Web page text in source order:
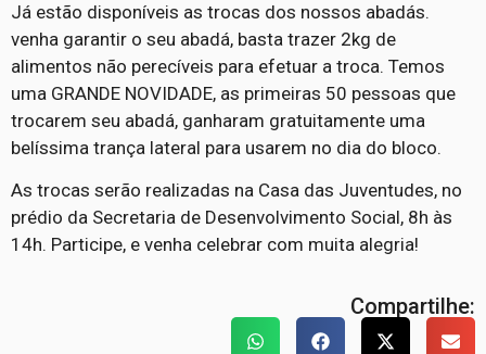
Já estão disponíveis as trocas dos nossos abadás.
venha garantir o seu abadá, basta trazer 2kg de
alimentos não perecíveis para efetuar a troca. Temos
uma GRANDE NOVIDADE, as primeiras 50 pessoas que
trocarem seu abadá, ganharam gratuitamente uma
belíssima trança lateral para usarem no dia do bloco.
As trocas serão realizadas na Casa das Juventudes, no
prédio da Secretaria de Desenvolvimento Social, 8h às
14h. Participe, e venha celebrar com muita alegria!
Compartilhe: